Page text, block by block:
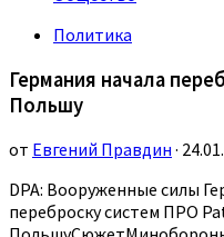
Политика
Германия начала
Польшу
от Евгений Правдин ·
DPA: Вооруженные силы
переброску систем ПРО